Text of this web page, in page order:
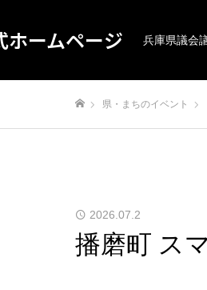
ホームページ 兵庫県議会
県・まちのイベント
2026.07.2
播磨町 ス